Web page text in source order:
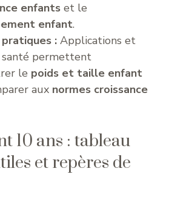
enfants et le
enfant.
:Applications et
santé permettent
le poids et taille enfant
aux normes croissance
10 ans : tableau
et repères de